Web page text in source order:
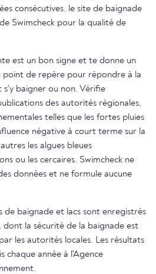
consécutives. le site de baignade
Swimcheck pour la qualité de
est un bon signe et te donne un
de repère pour répondre à la
s'y baigner ou non. Vérifie
des autorités régionales,
telles que les fortes pluies
négative à court terme sur la
les algues bleues
ou les cercaires. Swimcheck ne
données et ne formule aucune
de baignade et lacs sont enregistrés
dont la sécurité de la baignade est
les autorités locales. Les résultats
chaque année à l'Agence